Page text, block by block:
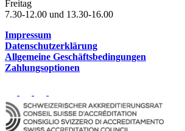
Freitag
7.30-12.00 und 13.30-16.00
Impressum
Datenschutzerklärung
Allgemeine Geschäftsbedingungen
Zahlungsoptionen